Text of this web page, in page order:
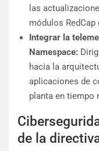
las
módulos
Integrar la
Namespace:
hacia la
aplicaciones de
planta en tiempo
de la